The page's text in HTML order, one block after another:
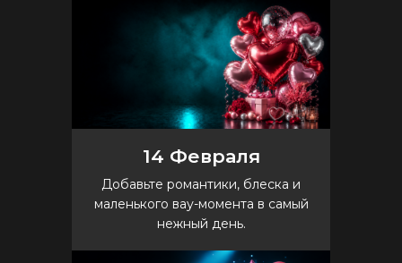
14 Февраля
Добавьте романтики, блеска и
маленького вау-момента в самый
нежный день.